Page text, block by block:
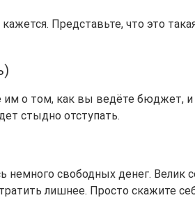
Представьте, что это
им о том, как вы ведёте бюджет,
стыдно отступать.
немного свободных денег. Велик
лишнее. Просто скажите